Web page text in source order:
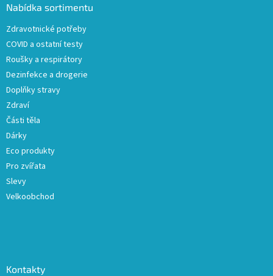
Nabídka sortimentu
Zdravotnické potřeby
COVID a ostatní testy
Roušky a respirátory
Dezinfekce a drogerie
Doplňky stravy
Zdraví
Části těla
Dárky
Eco produkty
Pro zvířata
Slevy
Velkoobchod
Kontakty